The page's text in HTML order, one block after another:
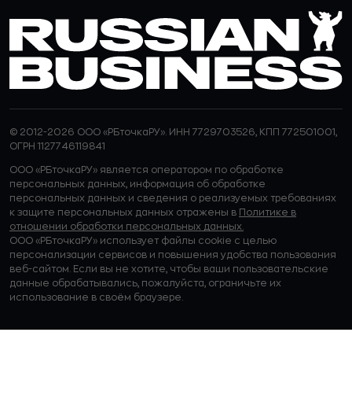
© 2012-2026 ООО «РБточкаРУ». ИНН 7729703526, КПП 772501001,
ОГРН 1127746119841
ООО «РБточкаРУ» является оператором по обработке
персональных данных, информация об обработке
персональных данных и сведения о реализуемых требованиях
к защите персональных данных отражены в Политике в
отношении обработки персональных данных.
ООО «РБточкаРУ» использует файлы cookie с целью
персонализации сервисов и повышения удобства пользования
веб-сайтом. Если вы не хотите, чтобы ваши пользовательские
данные обрабатывались, пожалуйста, ограничьте их
использование в своём браузере.